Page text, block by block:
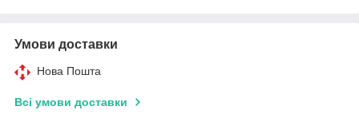
Умови доставки
Нова Пошта
Всі умови доставки